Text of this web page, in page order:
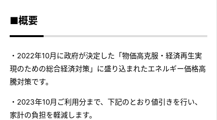
■概要
・2022年10月に政府が決定した「物価高克服・経済再生実
現のための総合経済対策」に盛り込まれたエネルギー価格高
騰対策です。
・2023年10月ご利用分まで、下記のとおり値引きを行い、
家計の負担を軽減します。